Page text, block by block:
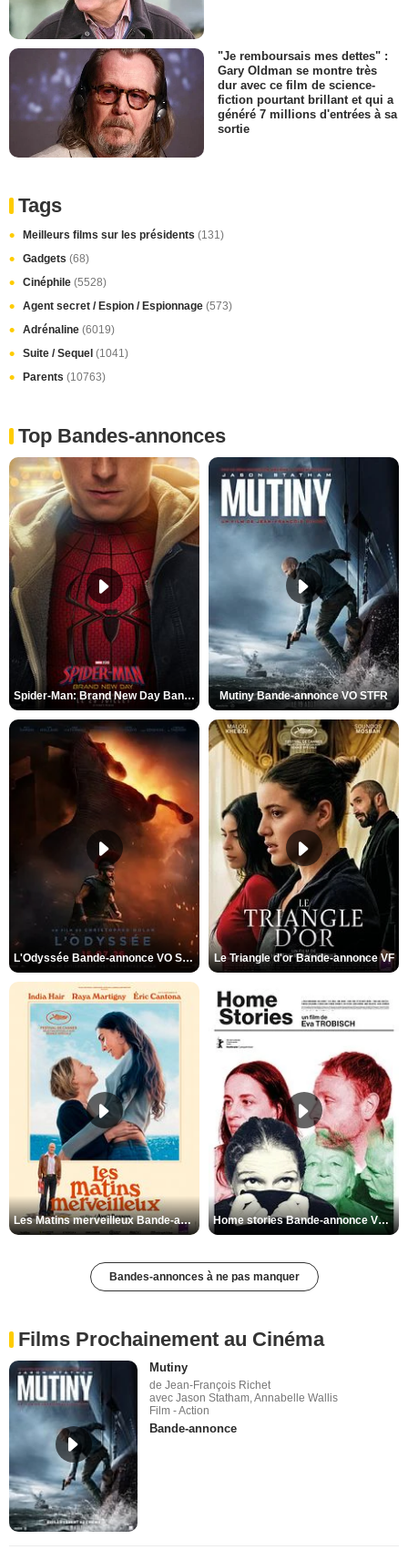
"Je remboursais mes dettes" :
Gary Oldman se montre très
dur avec ce film de science-
fiction pourtant brillant et qui a
généré 7 millions d'entrées à sa
sortie
Tags
Meilleurs films sur les présidents (131)
Gadgets (68)
Cinéphile (5528)
Agent secret / Espion / Espionnage (573)
Adrénaline (6019)
Suite / Sequel (1041)
Parents (10763)
Top Bandes-annonces
Spider-Man: Brand New Day Bande-annonce VO STFR Mutiny Bande-annonce VO STFR
L'Odyssée Bande-annonce VO STFR Le Triangle d'or Bande-annonce VF
Les Matins merveilleux Bande-annonce VF Home stories Bande-annonce VO STFR
Bandes-annonces à ne pas manquer
Films Prochainement au Cinéma
Mutiny
de Jean-François Richet
avec Jason Statham, Annabelle Wallis
Film - Action
Bande-annonce